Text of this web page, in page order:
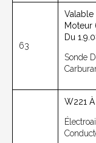
63
Valable
Moteur
Du
Sonde
W221